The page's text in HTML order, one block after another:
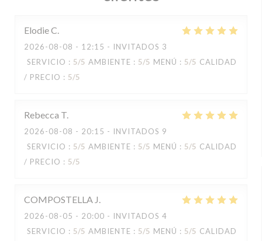
ElodieC
2026-08-08 - 12:15 - INVITADOS 3
SERVICIO : 5/5 AMBIENTE : 5/5 MENÚ : 5/5 CALIDAD
/ PRECIO : 5/5
Rebecca T
2026-08-08 - 20:15 - INVITADOS 9
SERVICIO : 5/5 AMBIENTE : 5/5 MENÚ : 5/5 CALIDAD
/ PRECIO : 5/5
COMPOSTELLA J
2026-08-05 - 20:00 - INVITADOS 4
SERVICIO : 5/5 AMBIENTE : 5/5 MENÚ : 5/5 CALIDAD